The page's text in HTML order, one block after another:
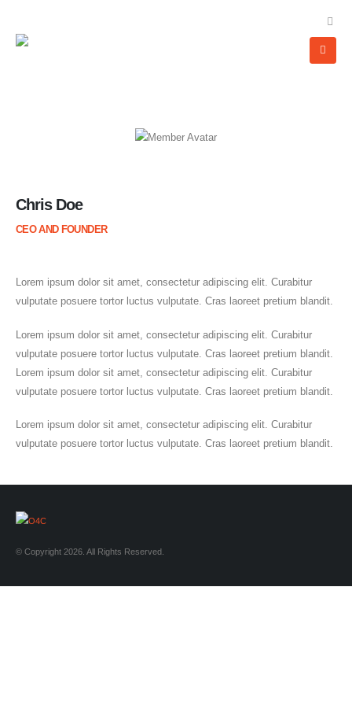
Chris Doe
CEO AND FOUNDER
Lorem ipsum dolor sit amet, consectetur adipiscing elit. Curabitur
vulputate posuere tortor luctus vulputate. Cras laoreet pretium blandit.
Lorem ipsum dolor sit amet, consectetur adipiscing elit. Curabitur
vulputate posuere tortor luctus vulputate. Cras laoreet pretium blandit.
Lorem ipsum dolor sit amet, consectetur adipiscing elit. Curabitur
vulputate posuere tortor luctus vulputate. Cras laoreet pretium blandit.
Lorem ipsum dolor sit amet, consectetur adipiscing elit. Curabitur
vulputate posuere tortor luctus vulputate. Cras laoreet pretium blandit.
© Copyright 2026. All Rights Reserved.